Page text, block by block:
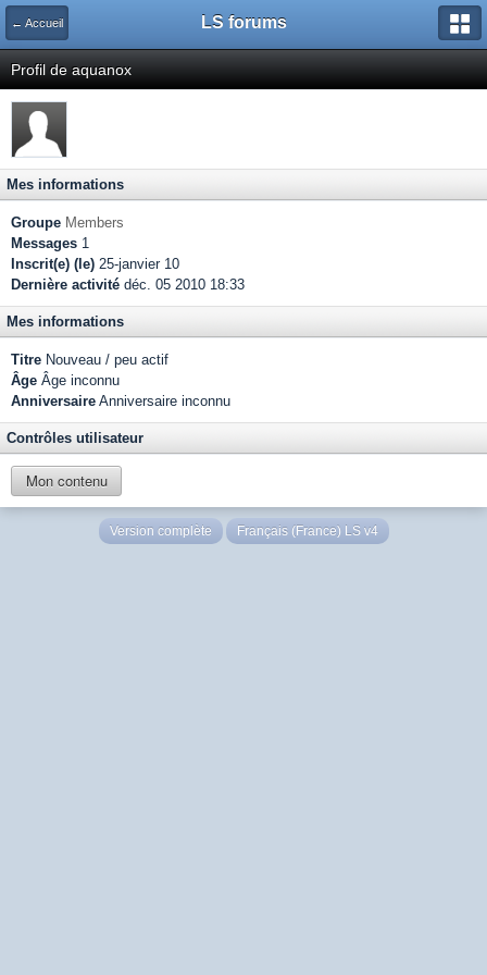
← Accueil LS forums
Profil de aquanox
Mes informations
Groupe Members
Messages 1
Inscrit(e) (le) 25-janvier 10
Dernière activité déc. 05 2010 18:33
Mes informations
Titre Nouveau / peu actif
Âge Âge inconnu
Anniversaire Anniversaire inconnu
Contrôles utilisateur
Mon contenu
Version complète Français (France) LS v4